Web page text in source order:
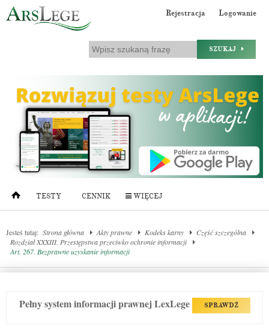
Rejestracja Logowanie
SZUKAJ
TESTY CENNIK WIĘCEJ
Jesteś tutaj: Strona główna Akty prawne Kodeks karny
Część szczególna
Rozdział XXXIII. Przestępstwa przeciwko ochronie informacji
Art. 267. Bezprawne uzyskanie informacji
Pełny system informacji prawnej LexLege SPRAWDŹ